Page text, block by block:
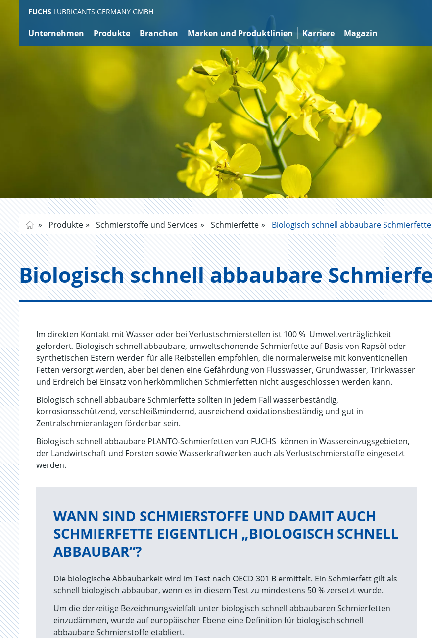
FUCHS LUBRICANTS GERMANY GMBH
Unternehmen Produkte Branchen Marken und Produktlinien Karriere Magazin
Produkte Schmierstoffe und Services Schmierfette Biologisch schnell abbaubare Schmierfette
Bio­lo­gisch schnell ab­bau­ba­re
Im direkten Kontakt mit Wasser oder bei Verlustschmierstellen ist 100 % Umweltverträglichkeit
gefordert. Biologisch schnell abbaubare, umweltschonende Schmierfette auf Basis von Rapsöl oder
synthetischen Estern werden für alle Reibstellen empfohlen, die normalerweise mit konventionellen
Fetten versorgt werden, aber bei denen eine Gefährdung von Flusswasser, Grundwasser, Trinkwasser
und Erdreich bei Einsatz von herkömmlichen Schmierfetten nicht ausgeschlossen werden kann.
Biologisch schnell abbaubare Schmierfette sollten in jedem Fall wasserbeständig,
korrosionsschützend, verschleißmindernd, ausreichend oxidationsbeständig und gut in
Zentralschmieranlagen förderbar sein.
Biologisch schnell abbaubare PLANTO-Schmierfetten von FUCHS können in Wassereinzugsgebieten,
der Landwirtschaft und Forsten sowie Wasserkraftwerken auch als Verlustschmierstoffe eingesetzt
werden.
WANN SIND SCHMIERSTOFFE UND DAMIT AUCH
SCHMIERFETTE EIGENTLICH „BIOLOGISCH SCHNELL
ABBAUBAR“?
Die biologische Abbaubarkeit wird im Test nach OECD 301 B ermittelt. Ein Schmierfett gilt als
schnell biologisch abbaubar, wenn es in diesem Test zu mindestens 50 % zersetzt wurde.
Um die derzeitige Bezeichnungsvielfalt unter biologisch schnell abbaubaren Schmierfetten
einzudämmen, wurde auf europäischer Ebene eine Definition für biologisch schnell
abbaubare Schmierstoffe etabliert.